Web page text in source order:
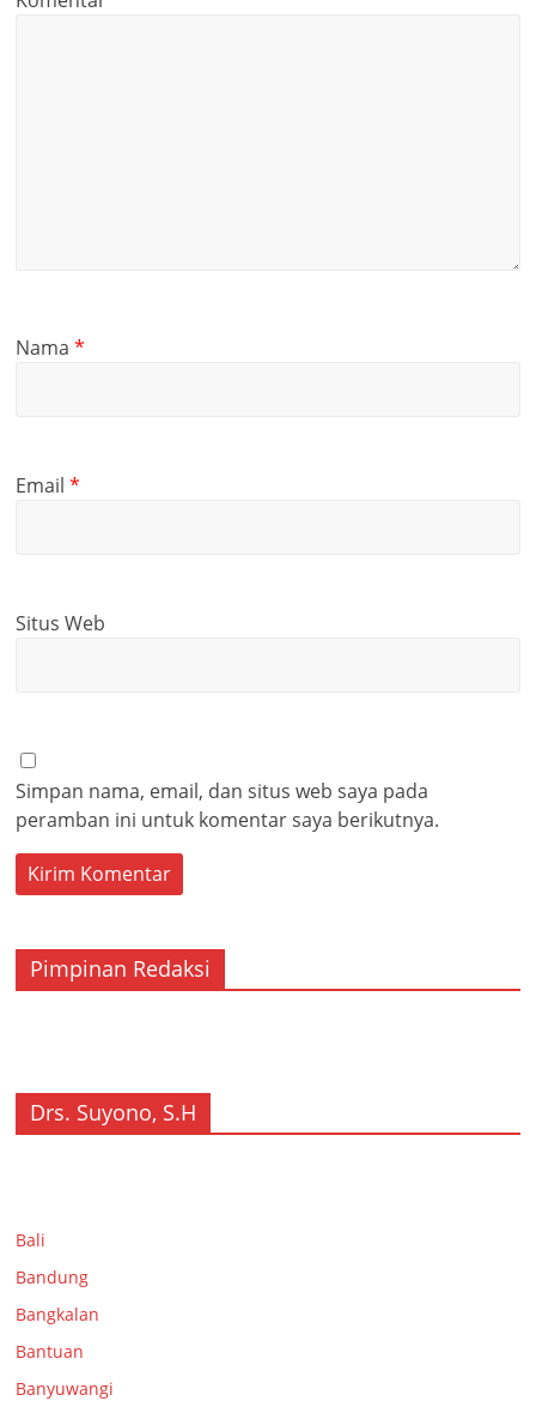
Nama*
Email*
Situs Web
Simpan nama, email, dan situs web saya pada
peramban ini untuk komentar saya berikutnya.
Pimpinan Redaksi
Drs. Suyono, S.H
Bali
Bandung
Bangkalan
Bantuan
Banyuwangi